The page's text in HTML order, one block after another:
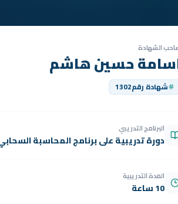
الشهادة
حسين هاشم
شهادة رقم1302
البرنامج التدريبي
دورة تدريبية على برنامج المحاسبة
المدة التدريبية
10 ساعة